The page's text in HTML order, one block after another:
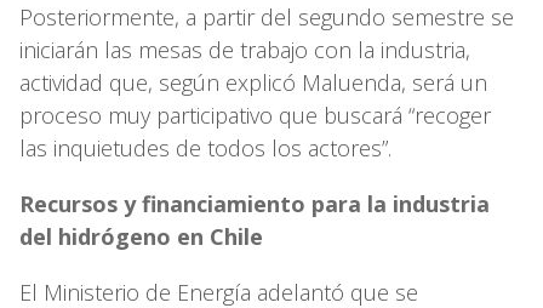
Posteriormente, a partir del segundo semestre se
iniciarán las mesas de trabajo con la industria,
actividad que, según explicó Maluenda, será un
proceso muy participativo que buscará “recoger
las inquietudes de todos los actores”.
Recursos y financiamiento para la industria
del hidrógeno en Chile
El Ministerio de Energía adelantó que se